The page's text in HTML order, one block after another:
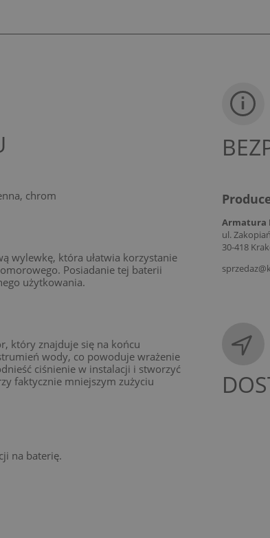
chrom
wylewkę, która ułatwia korzystanie
Posiadanie tej baterii
użytkowania.
który znajduje się na końcu
wody, co powoduje wrażenie
ciśnienie w instalacji i stworzyć
faktycznie mniejszym zużyciu
na baterię.
Armatura
ul.
30-418